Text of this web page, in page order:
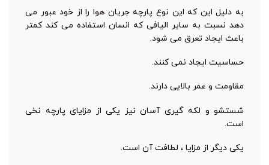
به دلیل این که این نوع پارچه جریان هوا را از خود عبور می
دهد نسبت به سایر الیافی که انسان استفاده می کند کمتر
باعث ایجاد تعرق می شود.
حساسیت ایجاد نمی کنند.
مقاومت و عمر بالایی دارند.
شستشو و لکه گیری آسان نیز یکی از مزایای پارچه نخی
است.
یکی دیگر از مزایا ، لطافت آن است.